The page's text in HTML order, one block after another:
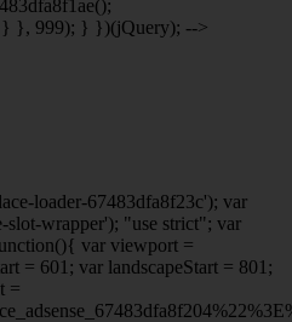
} }, 999); } })(jQuery); -->
loader-67483dfa8f23c'); var
slot-wrapper'); "use strict"; var
var viewport =
= 601; var landscapeStart = 801;
=